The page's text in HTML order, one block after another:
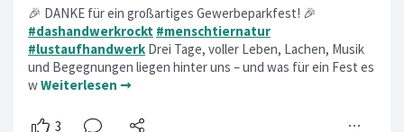
🎉 DANKE für ein großartiges Gewerbeparkfest! 🎉
#dashandwerkrockt #menschtiernatur
#lustaufhandwerk Drei Tage, voller Leben, Lachen, Musik
und Begegnungen liegen hinter uns – und was für ein Fest es
wWeiterlesen ➞